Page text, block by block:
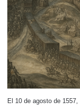
El 10 de agosto de